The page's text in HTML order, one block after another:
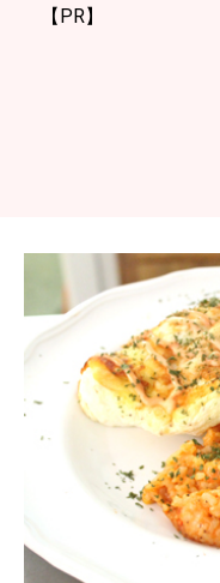
【PR】